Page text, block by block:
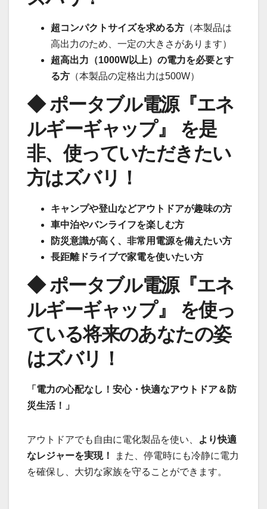
超コンパクトサイズを求める方 （本製品は
高出力のため、一定の大きさがあります）
超高出力（1000W以上）の電力を必要とす
る方 （本製品の定格出力は500W）
◆ ポータブル電源『エネ
ルギーギャップ』 を是
非、使っていただきたい
方はズバリ！
キャンプや登山などアウトドアが趣味の方
車中泊やバンライフを楽しむ方
防災意識が高く、非常用電源を備えたい方
長距離ドライブで家電を使いたい方
◆ ポータブル電源『エネ
ルギーギャップ』 を使っ
ている将来のあなたの姿
はズバリ！
「電力の心配なし！安心・快適なアウトドア＆防
災生活！」
アウトドアでも自由に電化製品を使い、
より快適
なレジャーを実現！
また、停電時にも冷静に電力
を確保し、大切な家族を守ることができます。